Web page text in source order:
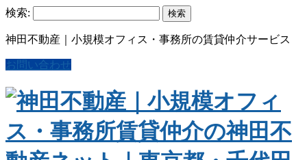
検索:
神田不動産｜小規模オフィス・事務所の賃貸仲介サービス
お問い合わせ